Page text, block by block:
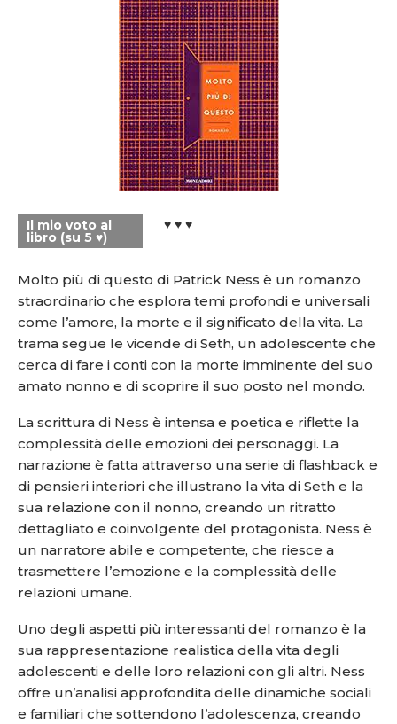
Il mio voto al
libro (su 5 ♥)
♥ ♥ ♥
Molto più di questo di Patrick Ness è un romanzo
straordinario che esplora temi profondi e universali
come l’amore, la morte e il significato della vita. La
trama segue le vicende di Seth, un adolescente che
cerca di fare i conti con la morte imminente del suo
amato nonno e di scoprire il suo posto nel mondo.
La scrittura di Ness è intensa e poetica e riflette la
complessità delle emozioni dei personaggi. La
narrazione è fatta attraverso una serie di flashback e
di pensieri interiori che illustrano la vita di Seth e la
sua relazione con il nonno, creando un ritratto
dettagliato e coinvolgente del protagonista. Ness è
un narratore abile e competente, che riesce a
trasmettere l’emozione e la complessità delle
relazioni umane.
Uno degli aspetti più interessanti del romanzo è la
sua rappresentazione realistica della vita degli
adolescenti e delle loro relazioni con gli altri. Ness
offre un’analisi approfondita delle dinamiche sociali
e familiari che sottendono l’adolescenza, creando